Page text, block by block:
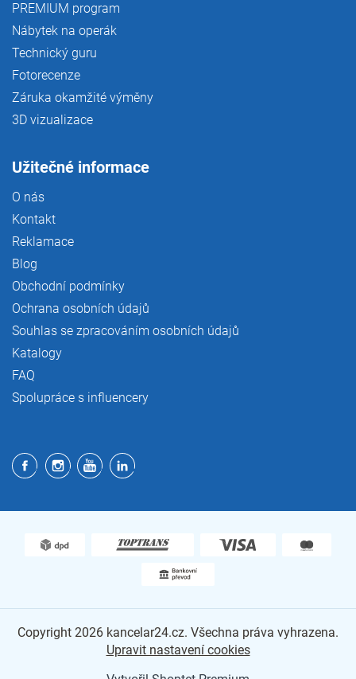
PREMIUM program
Nábytek na operák
Technický guru
Fotorecenze
Záruka okamžité výměny
3D vizualizace
Užitečné informace
O nás
Kontakt
Reklamace
Blog
Obchodní podmínky
Ochrana osobních údajů
Souhlas se zpracováním osobních údajů
Katalogy
FAQ
Spolupráce s influencery
Copyright 2026 kancelar24.cz. Všechna práva vyhrazena.
Upravit nastavení cookies